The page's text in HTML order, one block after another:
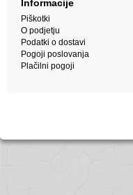
Informacije
Piškotki
O podjetju
Podatki o dostavi
Pogoji poslovanja
Plačilni pogoji